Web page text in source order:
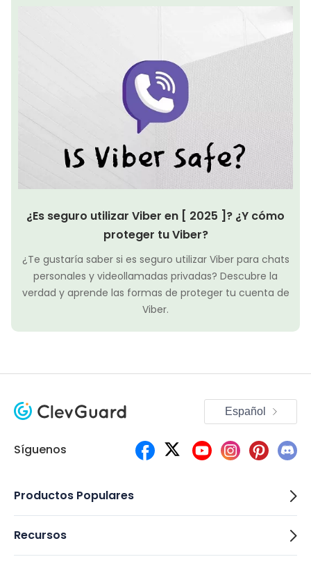
¿Es seguro utilizar Viber en [ 2025 ]? ¿Y cómo
proteger tu Viber?
¿Te gustaría saber si es seguro utilizar Viber para chats
personales y videollamadas privadas? Descubre la
verdad y aprende las formas de proteger tu cuenta de
Viber.
Síguenos
Español
Productos Populares
Recursos